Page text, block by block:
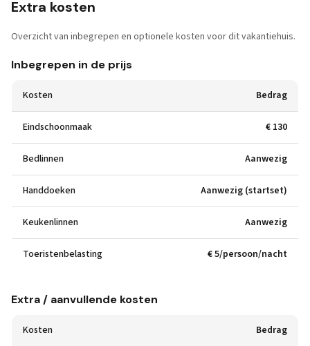
Extra kosten
Overzicht van inbegrepen en optionele kosten voor dit vakantiehuis.
Inbegrepen in de prijs
Kosten Bedrag
Eindschoonmaak € 130
Bedlinnen Aanwezig
Handdoeken Aanwezig (startset)
Keukenlinnen Aanwezig
Toeristenbelasting € 5/persoon/nacht
Extra / aanvullende kosten
Kosten Bedrag